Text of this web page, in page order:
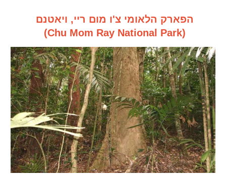
הפארק הלאומי צ'ו מום ריי, ויאטנם
(Chu Mom Ray National Park)